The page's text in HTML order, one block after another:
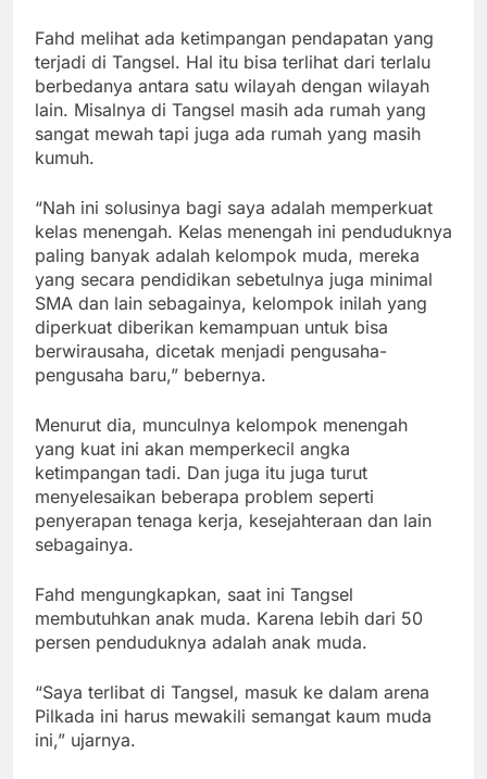
Fahd melihat ada ketimpangan pendapatan yang
terjadi di Tangsel. Hal itu bisa terlihat dari terlalu
berbedanya antara satu wilayah dengan wilayah
lain. Misalnya di Tangsel masih ada rumah yang
sangat mewah tapi juga ada rumah yang masih
kumuh.
“Nah ini solusinya bagi saya adalah memperkuat
kelas menengah. Kelas menengah ini penduduknya
paling banyak adalah kelompok muda, mereka
yang secara pendidikan sebetulnya juga minimal
SMA dan lain sebagainya, kelompok inilah yang
diperkuat diberikan kemampuan untuk bisa
berwirausaha, dicetak menjadi pengusaha-
pengusaha baru,” bebernya.
Menurut dia, munculnya kelompok menengah
yang kuat ini akan memperkecil angka
ketimpangan tadi. Dan juga itu juga turut
menyelesaikan beberapa problem seperti
penyerapan tenaga kerja, kesejahteraan dan lain
sebagainya.
Fahd mengungkapkan, saat ini Tangsel
membutuhkan anak muda. Karena lebih dari 50
persen penduduknya adalah anak muda.
“Saya terlibat di Tangsel, masuk ke dalam arena
Pilkada ini harus mewakili semangat kaum muda
ini,” ujarnya.